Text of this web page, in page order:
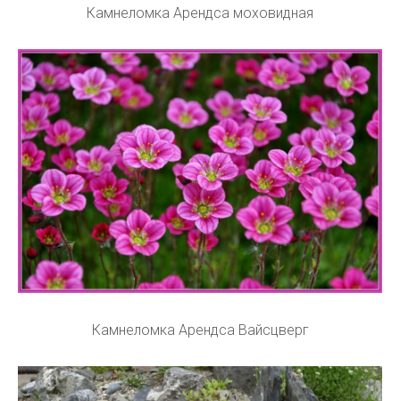
Камнеломка Арендса моховидная
Камнеломка Арендса Вайсцверг